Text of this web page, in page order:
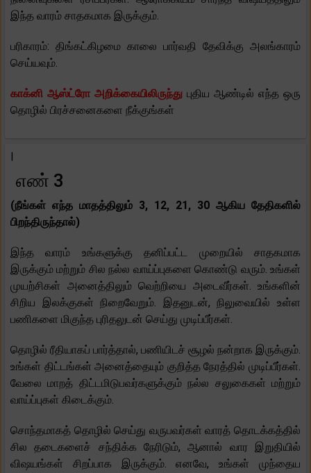
இந்த வாரம் சாதகமாக இருக்கும்.
பரிகாரம்: திங்கட்கிழமை காலை பார்வதி தேவிக்கு அலங்காரம்
செய்யவும்.
காக்னி ஆஸ்ட்ரோ அறிக்கையிலிருந்து புதிய ஆண்டில் எந்த ஒரு
தொழில் பிரச்சனைகளை நீக்குங்கள்
|
எண் 3
(நீங்கள் எந்த மாதத்திலும் 3, 12, 21, 30 ஆகிய தேதிகளில்
பிறந்திருந்தால்)
இந்த வாரம் உங்களுக்கு தனிப்பட்ட முறையில் சாதகமாக
இருக்கும் மற்றும் சில நல்ல வாய்ப்புகளை கொண்டு வரும். உங்கள்
முயற்சிகள் அனைத்திலும் வெற்றியை அடைவீர்கள். உங்களின்
சிறிய இலக்குகள் நிறைவேறும். இதனுடன், நிலுவையில் உள்ள
பணிகளை மிகுந்த புரிதலுடன் செய்து முடிப்பீர்கள்.
தொழில் ரீதியாகப் பார்த்தால், பணியிடச் சூழல் நன்றாக இருக்கும்.
உங்கள் திட்டங்கள் அனைத்தையும் குறித்த நேரத்தில் முடிப்பீர்கள்.
வேலை மாறத் திட்டமிடுபவர்களுக்கும் நல்ல சலுகைகள் மற்றும்
வாய்ப்புகள் கிடைக்கும்.
சொந்தமாகத் தொழில் செய்து வருபவர்கள் வாரத் தொடக்கத்தில்
சில தடைகளைச் சந்திக்க நேரிடும், ஆனால் வார இறுதியில்
விஷயங்கள் சிறப்பாக இருக்கும். எனவே, உங்கள் முந்தைய